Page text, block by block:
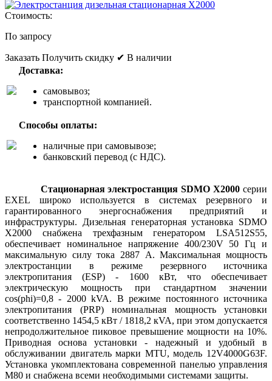
Стоимость:
По запросу
Заказать Получить скидку ✔ В наличии
Доставка:
самовывоз;
транспортной компанией.
Способы оплаты:
наличные при самовывозе;
банковский перевод (с НДС).
Стационарная электростанция SDMO X2000 серии
EXEL широко используется в системах резервного и
гарантированного энергоснабжения предприятий и
инфраструктуры. Дизельная генераторная установка SDMO
X2000 снабжена трехфазным генератором LSA512S55,
обеспечивает номинальное напряжение 400/230V 50 Гц и
максимальную силу тока 2887 А. Максимальная мощность
электростанции в режиме резервного источника
электропитания (ESP) - 1600 кВт, что обеспечивает
электрическую мощность при стандартном значении
cos(phi)=0,8 - 2000 kVA. В режиме постоянного источника
электропитания (PRP) номинальная мощность установки
соответственно 1454,5 кВт / 1818,2 кVA, при этом допускается
непродолжительное пиковое превышение мощности на 10%.
Приводная основа установки - надежный и удобный в
обслуживании двигатель марки MTU, модель 12V4000G63F.
Установка укомплектована современной панелью управления
M80 и снабжена всеми необходимыми системами защиты.